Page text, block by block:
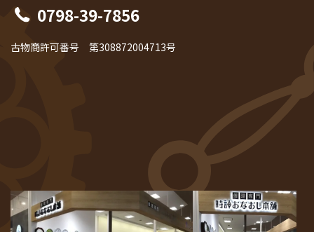
0798-39-7856
古物商許可番号 第308872004713号